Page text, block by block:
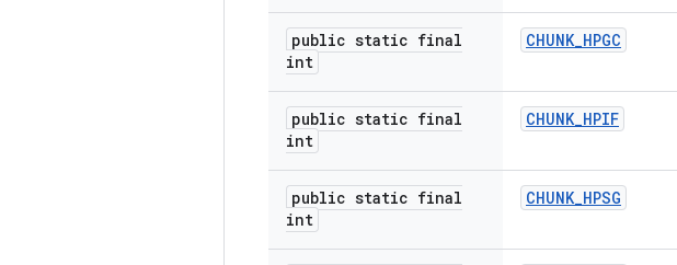
public static final
int
CHUNK_HPGC
public static final
int
CHUNK_HPIF
public static final
int
CHUNK_HPSG